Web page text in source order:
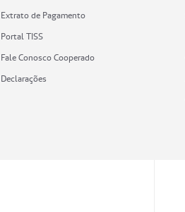
Extrato de Pagamento
Portal TISS
Fale Conosco Cooperado
Declarações